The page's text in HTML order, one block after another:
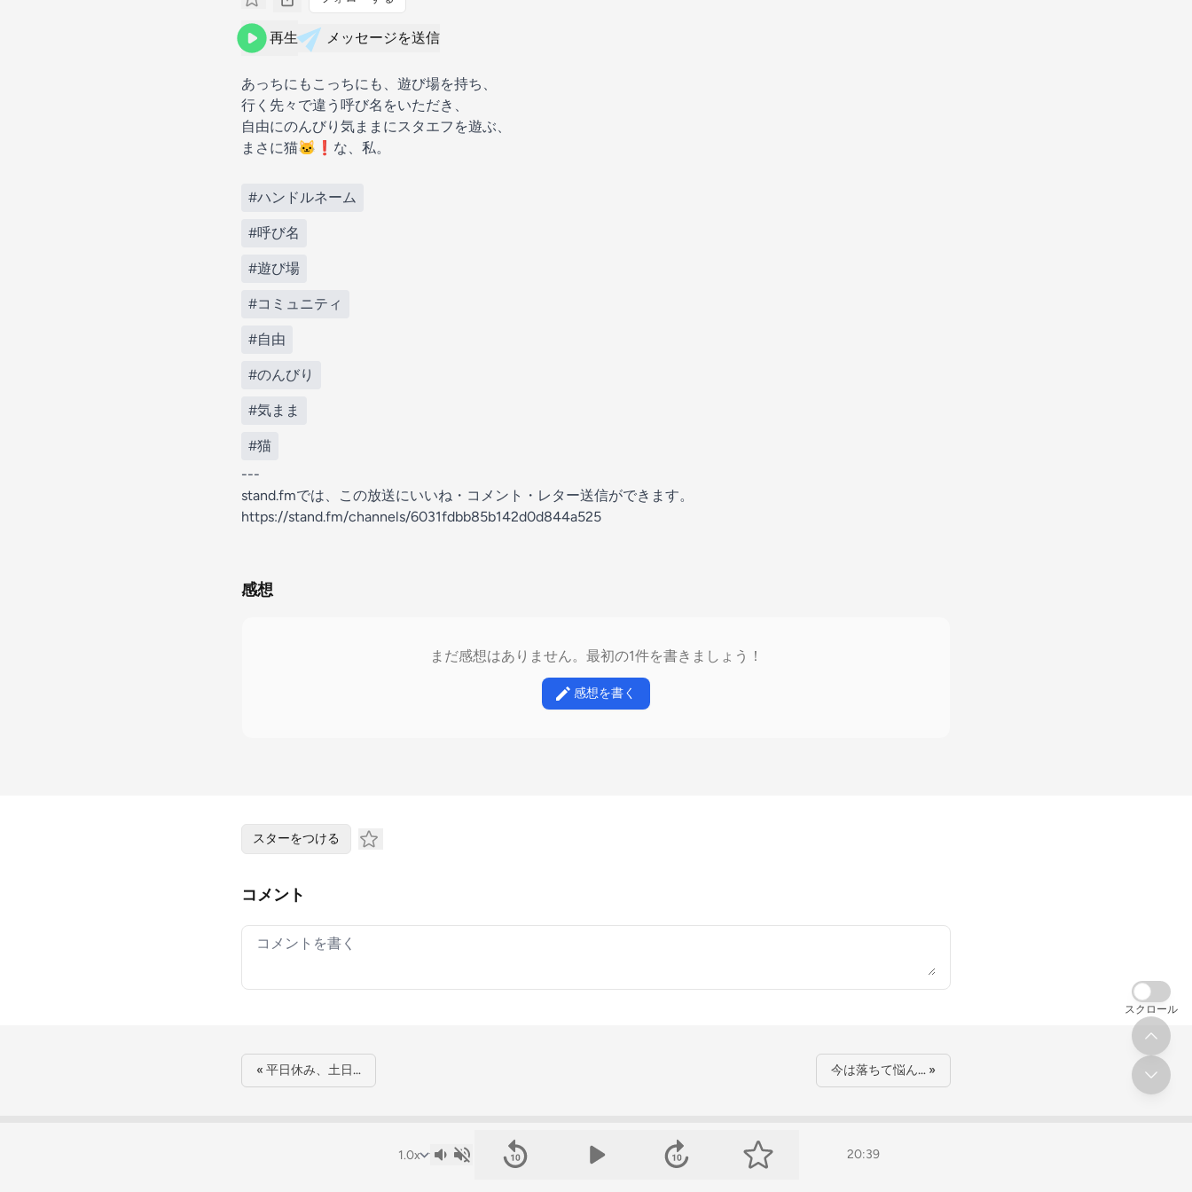
再生 メッセージを送信
あっちにもこっちにも、遊び場を持ち、
行く先々で違う呼び名をいただき、
自由にのんびり気ままにスタエフを遊ぶ、
まさに猫🐱❗️な、私。
#ハンドルネーム
#呼び名
#遊び場
#コミュニティ
#自由
#のんびり
#気まま
#猫
---
stand.fmでは、この放送にいいね・コメント・レター送信ができます。
https://stand.fm/channels/6031fdbb85b142d0d844a525
感想
まだ感想はありません。最初の1件を書きましょう！
感想を書く
20:39
スターをつける
コメント
Your comment
« 平日休み、土日… 今は落ちて悩ん… »
スクロール